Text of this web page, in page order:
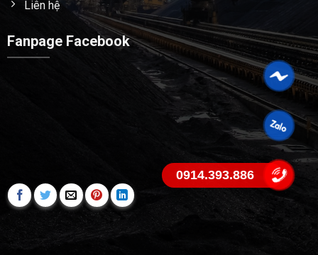
Liên hệ
Fanpage Facebook
0914.393.886